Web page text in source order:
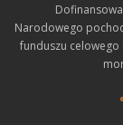
Narodowego
funduszu celowego